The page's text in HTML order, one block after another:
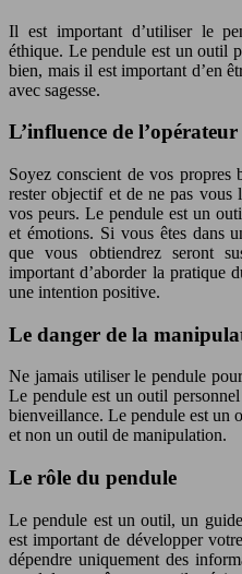
Il est important d’utiliser le
éthique. Le pendule est un outil
bien, mais il est important d’en
avec sagesse.
L’influence de l’opérateur
Soyez conscient de vos propres
rester objectif et de ne pas vous
vos peurs. Le pendule est un
et émotions. Si vous êtes dans
que vous obtiendrez seront
important d’aborder la pratique
une intention positive.
Le danger de la
Ne jamais utiliser le pendule
Le pendule est un outil
bienveillance. Le pendule est un
et non un outil de manipulation.
Le rôle du pendule
Le pendule est un outil, un
est important de développer
dépendre uniquement des